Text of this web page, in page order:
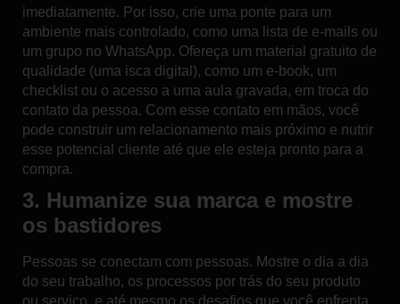
imediatamente. Por isso, crie uma ponte para um
ambiente mais controlado, como uma lista de e-mails ou
um grupo no WhatsApp. Ofereça um material gratuito de
qualidade (uma isca digital), como um e-book, um
checklist ou o acesso a uma aula gravada, em troca do
contato da pessoa. Com esse contato em mãos, você
pode construir um relacionamento mais próximo e nutrir
esse potencial cliente até que ele esteja pronto para a
compra.
3. Humanize sua marca e mostre
os bastidores
Pessoas se conectam com pessoas. Mostre o dia a dia
do seu trabalho, os processos por trás do seu produto
ou serviço, e até mesmo os desafios que você enfrenta.